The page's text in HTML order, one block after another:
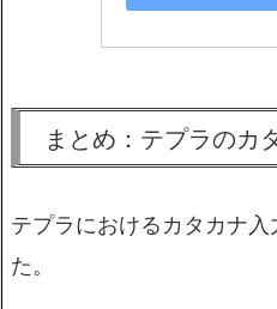
まとめ：テプラのカ
テプラにおけるカタカナ
た。